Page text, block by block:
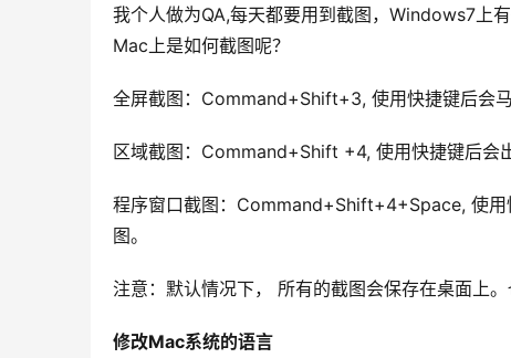
我个人做为QA,每天都要用到截图，Windows7上
Mac上是如何截图呢？
全屏截图：Command+Shift+3, 使用快捷键后会
区域截图：Command+Shift +4, 使用快捷键后会
程序窗口截图：Command+Shift+4+Space, 使用
图。
注意：默认情况下， 所有的截图会保存在桌面上
修改Mac系统的语言